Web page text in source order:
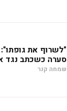
"לשרוף את גופתו":
סערה כשכתב נגד
שמחה קנר